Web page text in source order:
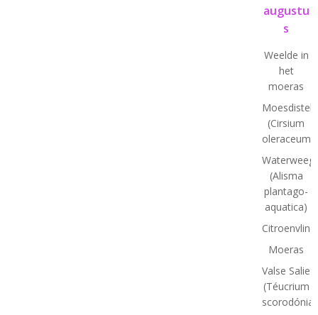
augustu
s
Weelde in
het
moeras
Moesdistel
(Cirsium
oleraceum)
(Alisma
plantago-
aquatica)
Moeras
Valse Salie
(Téucrium
scorodónia)